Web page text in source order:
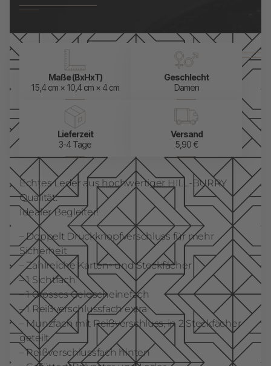
Maße (BxHxT)
15,4 cm × 10,4 cm × 4 cm
Geschlecht
Damen
Lieferzeit
3-4 Tage
Versand
5,90 €
Echtes Leder aus hochwertiger HILL-BURRY
Qualität.
Idealer Begleiter!
– Doppelt Druckknopfverschluss für mehr
Sicherheit
– Zahlreiche Karten- und Steckfächer
– 1 Sichtfach
– 1 Grosses Geldscheinefach
– 1 Reißverschlussfach extra
– Munzfach mit Reißverschluss, in 2 Steckfächer
geteilt
– Reißverschlussfach hinten